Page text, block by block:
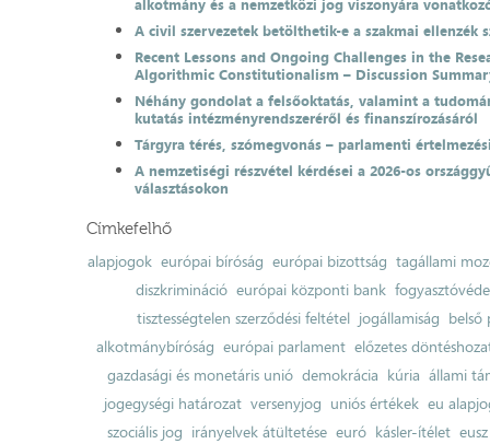
alkotmány és a nemzetközi jog viszonyára
A civil szervezetek betölthetik-e a szakmai ellenzék
Recent Lessons and Ongoing Challenges in the
Algorithmic Constitutionalism – Discussion
Néhány gondolat a felsőoktatás, valamint a
kutatás intézményrendszeréről és finanszírozásáról
Tárgyra térés, szómegvonás – parlamenti
A nemzetiségi részvétel kérdései a 2026-os
választásokon
Címkefelhő
alapjogok európai bíróság európai bizottság tagállami
diszkrimináció európai központi bank
tisztességtelen szerződési feltétel jogállamiság belső
alkotmánybíróság európai parlament előzetes
gazdasági és monetáris unió demokrácia kúria állami
jogegységi határozat versenyjog uniós értékek eu
szociális jog irányelvek átültetése euró kásler-ítélet